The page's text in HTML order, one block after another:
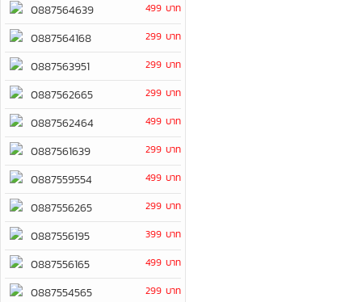
0887564639 499 บาท
0887564168 299 บาท
0887563951 299 บาท
0887562665 299 บาท
0887562464 499 บาท
0887561639 299 บาท
0887559554 499 บาท
0887556265 299 บาท
0887556195 399 บาท
0887556165 499 บาท
0887554565 299 บาท